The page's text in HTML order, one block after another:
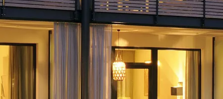
Chiemsee &
Aktivitäten für die Familie
Winter Orte